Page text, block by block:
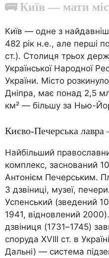
🚌 Київ — мати
Київ — одне з
482 рік н.е., але перші
ст.). Столиця трьох
Української Народної
України. Місто
Дніпра, має понад 2,5
км² — більшу за Нью-
Києво-Печерська
Найбільший
комплекс, заснований
Антонієм Печерським.
3 дзвіниці, музеї,
Успенський (зведений
1941, відновлений
дзвіниця (1731–1745)
споруда XVIII ст. в
Дальні) — система